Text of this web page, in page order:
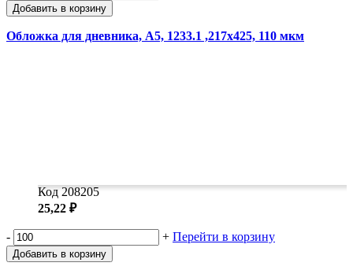
Добавить в корзину
Обложка для дневника, А5, 1233.1 ,217x425, 110 мкм
Код 208205
25,22 ₽
- + Перейти в корзину
Добавить в корзину